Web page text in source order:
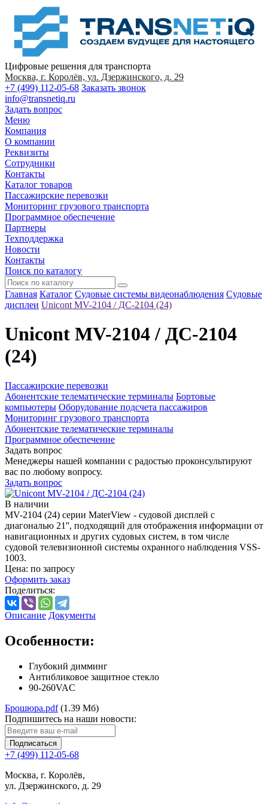
Цифровые решения для транспорта
Москва, г. Королёв, ул. Дзержинского, д. 29
+7 (499) 112-05-68 Заказать звонок
info@transnetiq.ru
Задать вопрос
Меню
Компания
О компании
Реквизиты
Сотрудники
Контакты
Каталог товаров
Пассажирские перевозки
Мониторинг грузового транспорта
Программное обеспечение
Партнеры
Техподдержка
Новости
Контакты
Поиск по каталогу
Главная Каталог Судовые системы видеонаблюдения Судовые
дисплеи Unicont MV-2104 / ДС-2104 (24)
Unicont MV-2104 / ДС-2104
(24)
Пассажирские перевозки
Абонентские телематические терминалы Бортовые
компьютеры Оборудование подсчета пассажиров
Мониторинг грузового транспорта
Абонентские телематические терминалы
Программное обеспечение
Задать вопрос
Менеджеры нашей компании с радостью проконсультируют
вас по любому вопросу.
Задать вопрос
В наличии
MV-2104 (24) серии MaterView - судовой дисплей с
диагональю 21'', подходящий для отображения информации от
навигационных и других судовых систем, в том числе
судовой телевизионной системы охранного наблюдения VSS-
1003.
Цена: по запросу
Оформить заказ
Поделиться:
Описание Документы
Особенности:
Глубокий димминг
Антибликовое защитное стекло
90-260VAC
Брошюра.pdf (1.39 Мб)
Подпишитесь на наши новости:
Подписаться
+7 (499) 112-05-68
Москва, г. Королёв,
ул. Дзержинского, д. 29